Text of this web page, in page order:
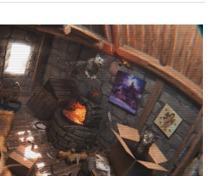
ーム産業史
史における主要なトピック・タイト
発者へのインタビューや識者による
歴史が一望できる決定版！
ームクリエイターの青春〜
箸』等で知られるマンガ家・田中圭
界レポートマンガです。